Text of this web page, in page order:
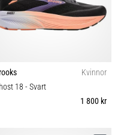
Kvinnor
18 - Svart
1 800 kr